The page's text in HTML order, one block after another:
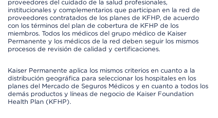
proveedores del cuidado de la salud profesionales,
institucionales y complementarios que participan en la red de
proveedores contratados de los planes de KFHP, de acuerdo
con los términos del plan de cobertura de KFHP de los
miembros. Todos los médicos del grupo médico de Kaiser
Permanente y los médicos de la red deben seguir los mismos
procesos de revisión de calidad y certificaciones.
Kaiser Permanente aplica los mismos criterios en cuanto a la
distribución geográfica para seleccionar los hospitales en los
planes del Mercado de Seguros Médicos y en cuanto a todos los
demás productos y líneas de negocio de Kaiser Foundation
Health Plan (KFHP).